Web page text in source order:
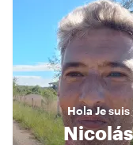
HolaJe suis
Nicolás